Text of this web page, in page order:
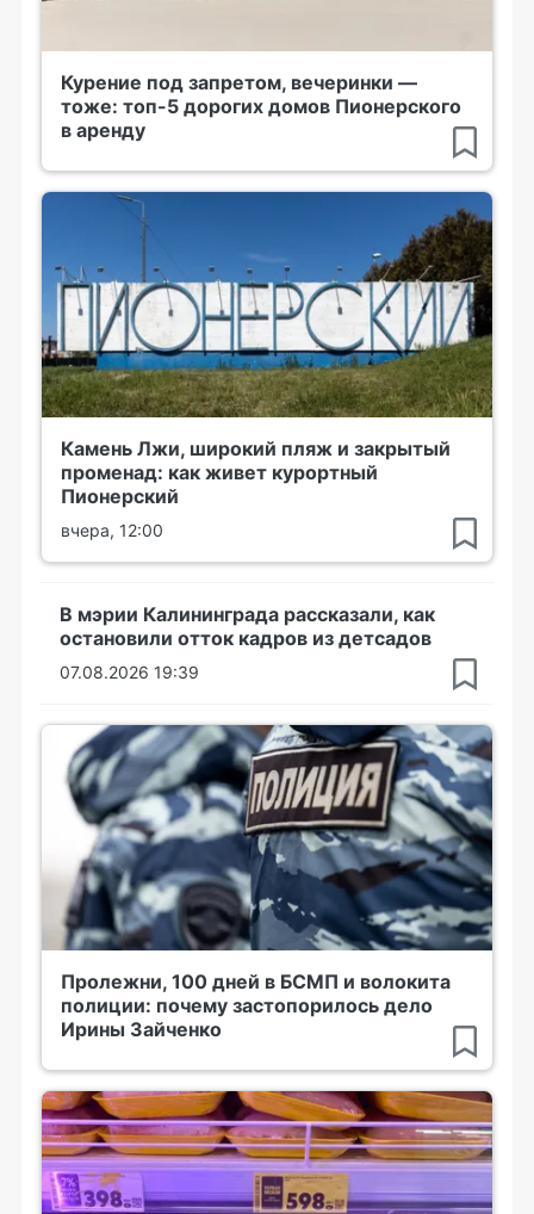
Курение под запретом, вечеринки —
тоже: топ-5 дорогих домов Пионерского
в аренду
Камень Лжи, широкий пляж и закрытый
променад: как живет курортный
Пионерский
вчера, 12:00
В мэрии Калининграда рассказали, как
остановили отток кадров из детсадов
07.08.2026 19:39
Пролежни, 100 дней в БСМП и волокита
полиции: почему застопорилось дело
Ирины Зайченко